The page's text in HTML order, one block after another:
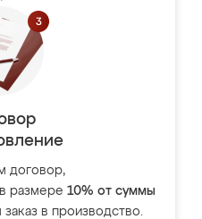
договор,
размере 10% от суммы
в производство.